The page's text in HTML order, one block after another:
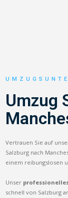
Umzug
Vertrauen Sie auf
Salzburg nach
einem reibungslosen
Unser
schnell von Salzburg